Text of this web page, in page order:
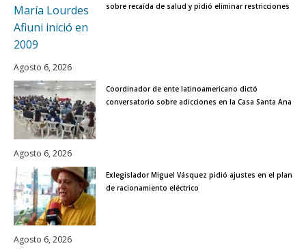
sobre recaída de salud y pidió eliminar restricciones
Agosto 6, 2026
Coordinador de ente latinoamericano dictó
conversatorio sobre adicciones en la Casa Santa Ana
Agosto 6, 2026
Exlegislador Miguel Vásquez pidió ajustes en el plan
de racionamiento eléctrico
Agosto 6, 2026